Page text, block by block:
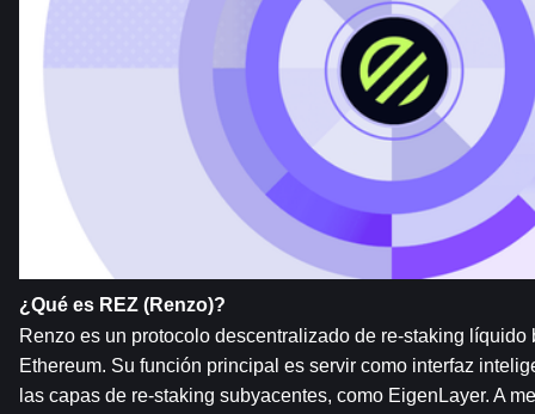
¿Qué es REZ (Renzo)?
Renzo es un protocolo descentralizado de re-staking líquido
Ethereum. Su función principal es servir como interfaz
las capas de re-staking subyacentes, como EigenLayer. A